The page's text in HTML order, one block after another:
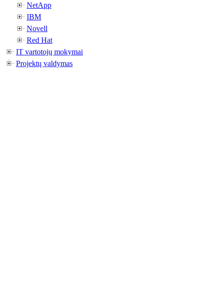
NetApp
IBM
Novell
Red Hat
IT vartotojų mokymai
Projektų valdymas